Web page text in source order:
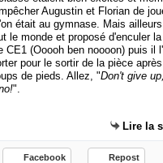
Augustin et Florian de
était au gymnase. Mais ailleurs
le monde et proposé d'enculer la
(Ooooh ben noooon) puis il
pour le sortir de la pièce après
de pieds. Allez, "Don't give
".
Lire la
Facebook Repost